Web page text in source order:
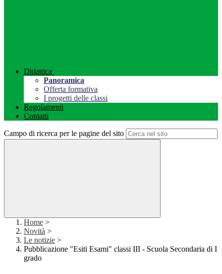
Didattica
Panoramica
Offerta formativa
I progetti delle classi
Regolamenti
Contatti
Campo di ricerca per le pagine del sito
Home >
Novità >
Le notizie >
Pubblicazione "Esiti Esami" classi III - Scuola Secondaria di I
grado